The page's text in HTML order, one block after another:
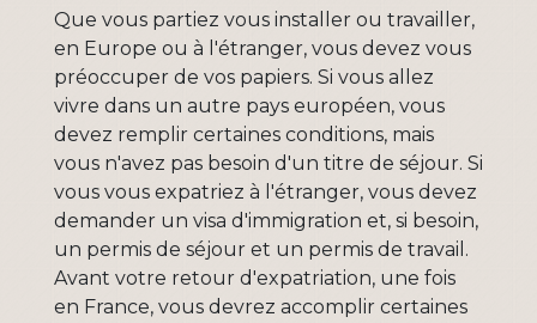
Que vous partiez vous installer ou travailler,
en Europe ou à l'étranger, vous devez vous
préoccuper de vos papiers. Si vous allez
vivre dans un autre pays européen, vous
devez remplir certaines conditions, mais
vous n'avez pas besoin d'un titre de séjour. Si
vous vous expatriez à l'étranger, vous devez
demander un visa d'immigration et, si besoin,
un permis de séjour et un permis de travail.
Avant votre retour d'expatriation, une fois
en France, vous devrez accomplir certaines